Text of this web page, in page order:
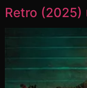
Retro (2025)